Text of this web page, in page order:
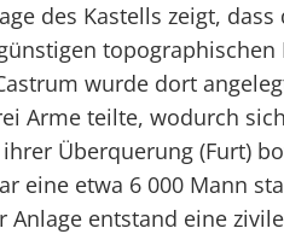
des Kastells zeigt,
topographischen
wurde dort
Arme teilte, wodurch
Überquerung (Furt)
eine etwa 6 000 Mann
Anlage entstand eine